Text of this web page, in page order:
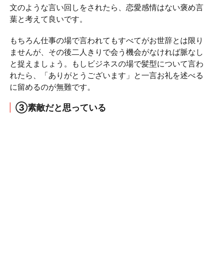
文のような言い回しをされたら、恋愛感情はない褒め言
葉と考えて良いです。
もちろん仕事の場で言われてもすべてがお世辞とは限り
ませんが、その後二人きりで会う機会がなければ脈なし
と捉えましょう。もしビジネスの場で髪型について言わ
れたら、「ありがとうございます」と一言お礼を述べる
に留めるのが無難です。
③素敵だと思っている